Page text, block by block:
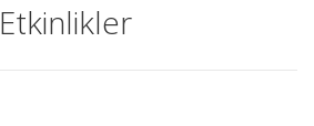
Etkinlikler